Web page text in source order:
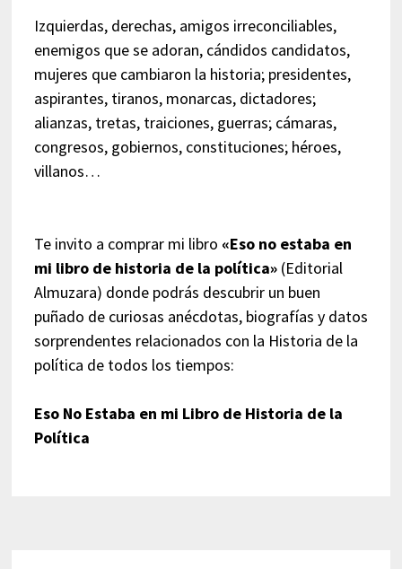
Izquierdas, derechas, amigos irreconciliables,
enemigos que se adoran, cándidos candidatos,
mujeres que cambiaron la historia; presidentes,
aspirantes, tiranos, monarcas, dictadores;
alianzas, tretas, traiciones, guerras; cámaras,
congresos, gobiernos, constituciones; héroes,
villanos…
Te invito a comprar mi libro «Eso no estaba en
mi libro de historia de la política»(Editorial
Almuzara) donde podrás descubrir un buen
puñado de curiosas anécdotas, biografías y datos
sorprendentes relacionados con la Historia de la
política de todos los tiempos:
Eso No Estaba en mi Libro de Historia de la
Política